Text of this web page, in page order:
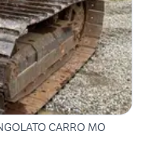
CARRO MO